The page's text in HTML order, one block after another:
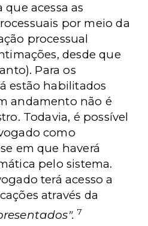
que acessa as
por meio da
processual
desde que
Para os
estão habilitados
andamento não é
Todavia, é possível
como
em que haverá
pelo sistema.
terá acesso a
através da
7